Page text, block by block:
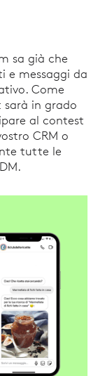
sa già che
e messaggi da
Come
sarà in grado
al contest
CRM o
tutte le